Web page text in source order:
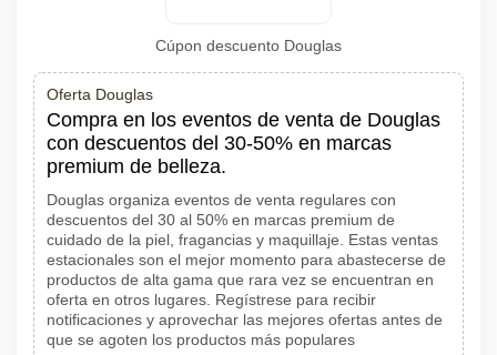
Cúpon descuento Douglas
Oferta Douglas
Compra en los eventos de venta de Douglas
con descuentos del 30-50% en marcas
premium de belleza.
Douglas organiza eventos de venta regulares con
descuentos del 30 al 50% en marcas premium de
cuidado de la piel, fragancias y maquillaje. Estas ventas
estacionales son el mejor momento para abastecerse de
productos de alta gama que rara vez se encuentran en
oferta en otros lugares. Regístrese para recibir
notificaciones y aprovechar las mejores ofertas antes de
que se agoten los productos más populares